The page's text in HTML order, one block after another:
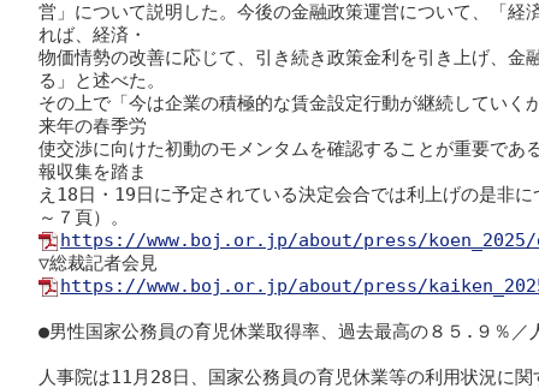
営」について説明した。今後の金融政策運営について、「経
れば、経済・
物価情勢の改善に応じて、引き続き政策金利を引き上げ、金
る」と述べた。
その上で「今は企業の積極的な賃金設定行動が継続していく
来年の春季労
使交渉に向けた初動のモメンタムを確認することが重要であ
報収集を踏ま
え18日・19日に予定されている決定会合では利上げの是非
https://www.boj.or.jp/about/press/koen_2025/
https://www.boj.or.jp/about/press/
●男性国家公務員の育児休業取得率、過去最高の８５.９％／
人事院は11月28日、国家公務員の育児休業等の利用状況に